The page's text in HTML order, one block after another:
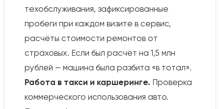
техобслуживания, зафиксированные
пробеги при каждом визите в сервис,
расчёты стоимости ремонтов от
страховых. Если был расчёт на 1,5 млн
рублей — машина была разбита «в тотал».
Работа в такси и каршеринге. Проверка
коммерческого использования авто.